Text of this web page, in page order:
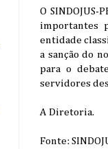
O
importantes
entidade
a sanção do
para o
servidores
A Diretoria.
Fonte: